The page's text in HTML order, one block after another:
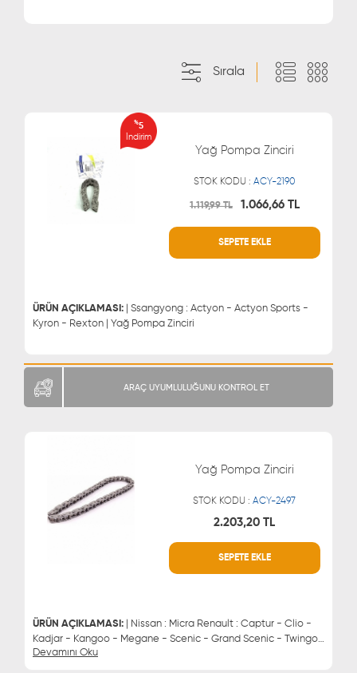
Sırala
%5
İndirim
Yağ Pompa Zinciri
STOK KODU : ACY-2190
1.119,99 TL 1.066,66 TL
SEPETE EKLE
ÜRÜN AÇIKLAMASI: | Ssangyong : Actyon - Actyon Sports -
Kyron - Rexton | Yağ Pompa Zinciri
ARAÇ UYUMLULUĞUNU KONTROL ET
Yağ Pompa Zinciri
STOK KODU :ACY-2497
2.203,20 TL
SEPETE EKLE
ÜRÜN AÇIKLAMASI: | Nissan : Micra Renault : Captur - Clio -
Kadjar - Kangoo - Megane - Scenic - Grand Scenic - Twingo
Dacia : Dokker - Duster - Logan - Lodgy - Sandero Smart :
Devamını Oku
MÜŞTERİ HİZMETLERİ